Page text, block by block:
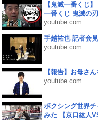
【鬼滅一番くじ
一番くじ 鬼滅の
youtube.com
手越祐也 記者会
youtube.com
【報告】お母さ
youtube.com
ボクシング世界
みた 【京口紘人